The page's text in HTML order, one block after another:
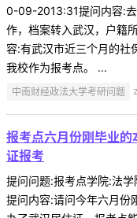
0-09-2013:31提问内容:
作，档案转入武汉，户籍
容:有武汉市近三个月的社
我校作为报考点。 ...
中南财经政法大学考研问题
报考点六月份刚毕业
证报考
提问问题:报考点学院:法
提问内容:请问今年六月份